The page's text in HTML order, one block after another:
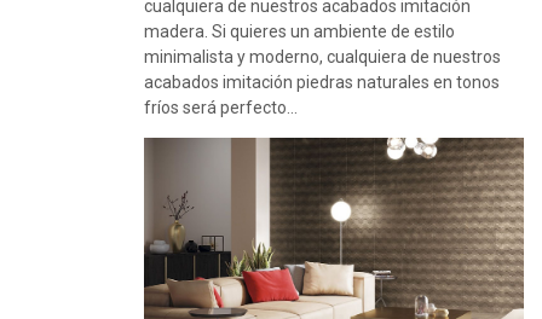
cualquiera de nuestros acabados imitación
madera. Si quieres un ambiente de estilo
minimalista y moderno, cualquiera de nuestros
acabados imitación piedras naturales en tonos
fríos será perfecto…